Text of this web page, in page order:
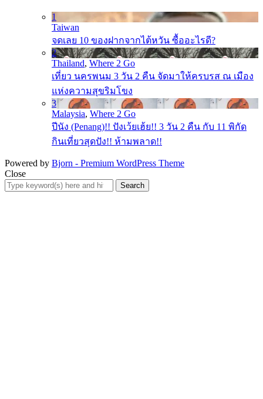
1
Taiwan
จดเลย 10 ของฝากจากไต้หวัน ซื้ออะไรดี?
2
Thailand, Where 2 Go
เที่ยว นครพนม 3 วัน 2 คืน จัดมาให้ครบรส ณ เมือง
แห่งความสุขริมโขง
3
Malaysia, Where 2 Go
ปีนัง (Penang)!! ปังเว้ยเฮ้ย!! 3 วัน 2 คืน กับ 11 พิกัด
กินเที่ยวสุดปัง!! ห้ามพลาด!!
Powered by Bjorn - Premium WordPress Theme
Close